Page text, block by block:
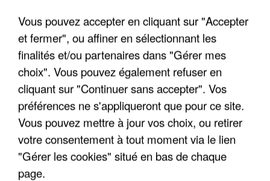
UNE TOURISTE DE L’OISE EMPORTÉE PAR UNE
COULÉE DE BOUE EN HAUTE-SAVOIE
Vous pouvez accepter en cliquant sur "Accepter
et fermer", ou affiner en sélectionnant les
finalités et/ou partenaires dans "Gérer mes
choix". Vous pouvez également refuser en
cliquant sur "Continuer sans accepter". Vos
préférences ne s'appliqueront que pour ce site.
Vous pouvez mettre à jour vos choix, ou retirer
votre consentement à tout moment via le lien
"Gérer les cookies" situé en bas de chaque
page.